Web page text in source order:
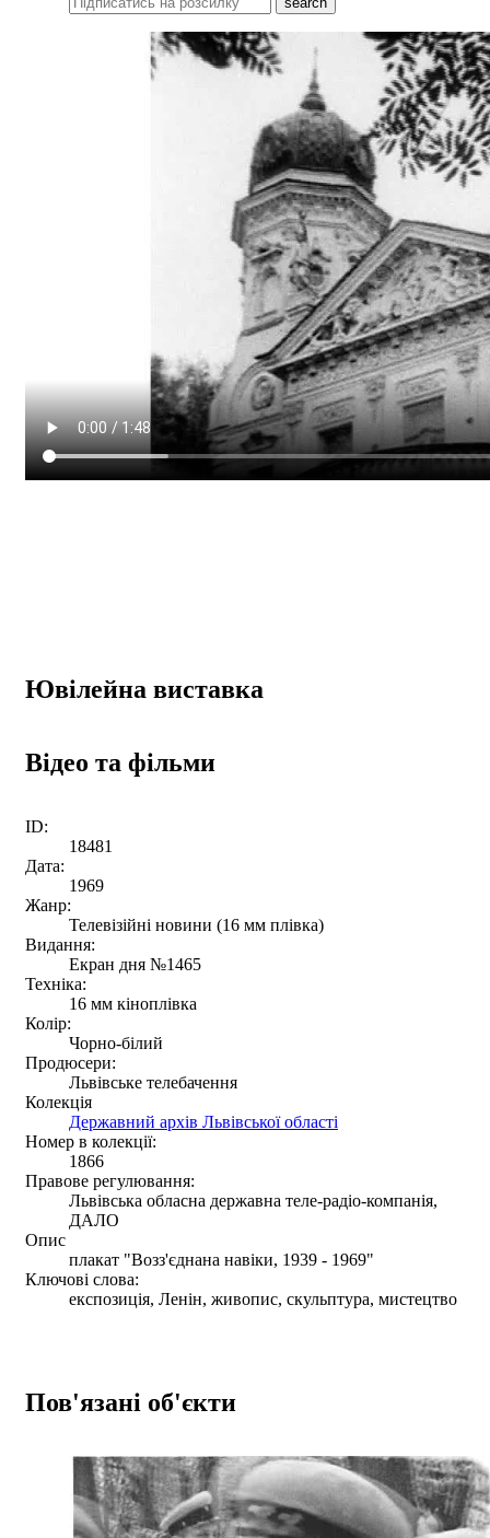
Ювілейна виставка
Відео та фільми
ID:
18481
Дата:
1969
Жанр:
Телевізійні новини (16 мм плівка)
Видання:
Екран дня №1465
Техніка:
16 мм кіноплівка
Колір:
Чорно-білий
Продюсери:
Львівське телебачення
Колекція
Державний архів Львівської області
Номер в колекції:
1866
Правове регулювання:
Львівська обласна державна теле-радіо-компанія,
ДАЛО
Опис
плакат "Возз'єднана навіки, 1939 - 1969"
Ключові слова:
експозиція, Ленін, живопис, скульптура, мистецтво
Пов'язані об'єкти